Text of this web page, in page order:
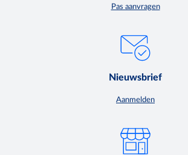
Pas aanvragen
Nieuwsbrief
Aanmelden